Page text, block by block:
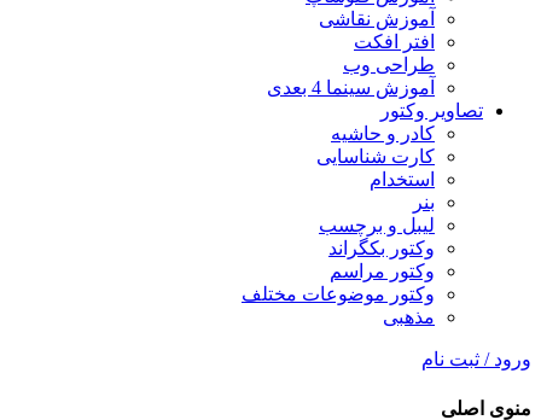
آموزش نقاشی
افتر افکت
طراحی وب
آموزش سینما 4 بعدی
تصاویر وکتور
کادر و حاشیه
کارت شناسایی
استخدام
بنر
لیبل و برچسب
وکتور بکگراند
وکتور مراسم
وکتور موضوعات مختلف
مذهبی
ورود / ثبت نام
منوی اصلی